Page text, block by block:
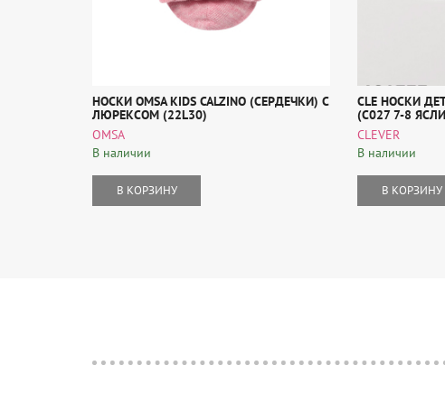
НОСКИ OMSA KIDS CALZINO (СЕРДЕЧКИ) С
ЛЮРЕКСОМ (22L30)
OMSA
В наличии
В КОРЗИНУ
CLE НОСКИ
(С027 7-8
CLEVER
В наличии
В КОРЗИНУ